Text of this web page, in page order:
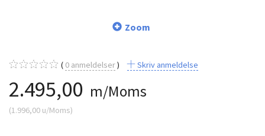
Zoom
0 anmeldelser Skriv anmeldelse
2.495,00 m/Moms
(1.996,00 u/Moms)